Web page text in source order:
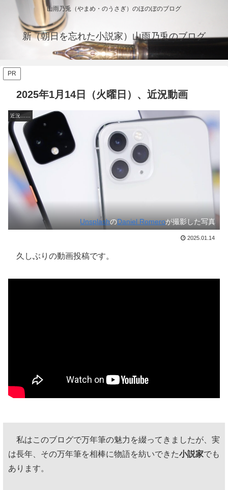
山雨乃兎（やまめ・のうさぎ）のほのぼのブログ
新（朝日を忘れた小説家）山雨乃兎のブログ
PR
2025年1月14日（火曜日）、近況動画
近況……
UnsplashのDaniel Romeroが撮影した写真
2025.01.14
久しぶりの動画投稿です。
私はこのブログで万年筆の魅力を綴ってきましたが、実
は長年、その万年筆を相棒に物語を紡いできた小説家でも
あります。